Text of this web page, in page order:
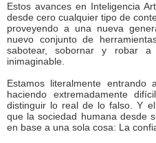
Estos avances en Inteligencia
desde cero cualquier tipo de
proveyendo a una nueva
nuevo conjunto de
sabotear, sobornar y robar
inimaginable.
Estamos literalmente
haciendo extremadamente
distinguir lo real de lo falso. Y
que la sociedad humana desde
en base a una sola cosa: La